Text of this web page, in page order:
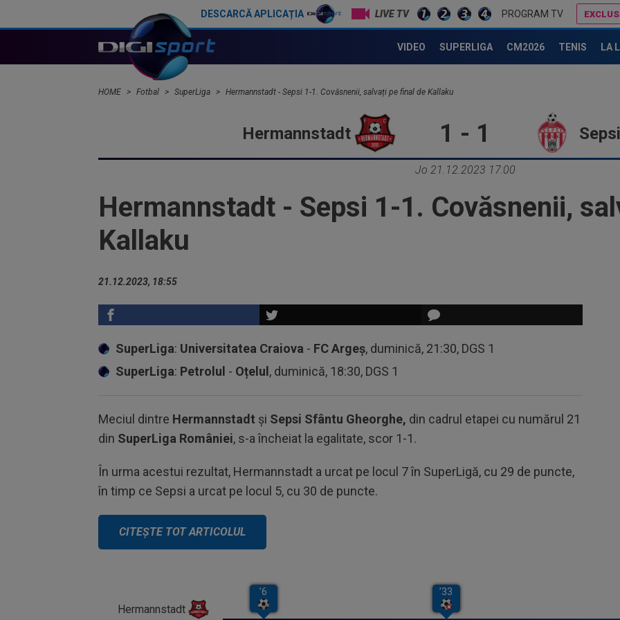
DESCARCĂ APLICAȚIA LIVE TV PROGRAM TV
VIDEO SUPERLIGA CM2026 TENIS LA
HOME Fotbal SuperLiga Hermannstadt - Sepsi 1-1. Covăsnenii, salvați pe final de Kallaku
Hermannstadt 1 - 1 Sepsi
Jo 21.12.2023 17:00
Hermannstadt - Sepsi 1-1. Covăsnenii,
Kallaku
21.12.2023, 18:55
SuperLiga: Universitatea Craiova - FC Argeș, duminică, 21:30, DGS 1
SuperLiga: Petrolul - Oțelul , duminică, 18:30, DGS 1
Meciul dintre Hermannstadt și Sepsi Sfântu Gheorghe, din cadrul etapei cu numărul 21
din SuperLiga României, s-a încheiat la egalitate, scor 1-1.
În urma acestui rezultat, Hermannstadt a urcat pe locul 7 în SuperLigă, cu 29 de puncte,
în timp ce Sepsi a urcat pe locul 5, cu 30 de puncte.
Hermannstadt